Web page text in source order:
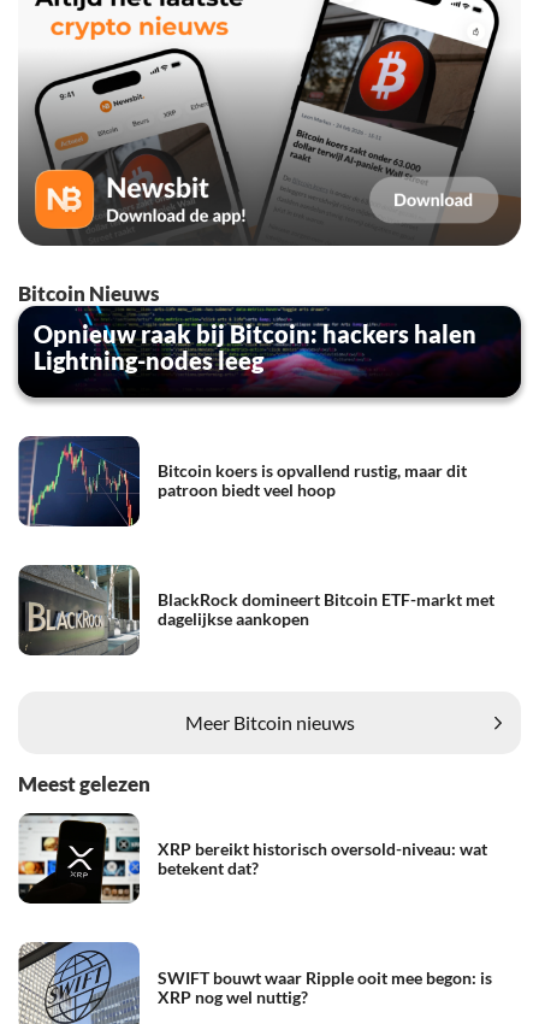
Bitcoin Nieuws
Opnieuw raak bij Bitcoin: hackers halen
Lightning-nodes leeg
Bitcoin koers is opvallend rustig, maar dit
patroon biedt veel hoop
BlackRock domineert Bitcoin ETF-markt met
dagelijkse aankopen
Meer Bitcoin nieuws
Meest gelezen
XRP bereikt historisch oversold-niveau: wat
betekent dat?
SWIFT bouwt waar Ripple ooit mee begon: is
XRP nog wel nuttig?